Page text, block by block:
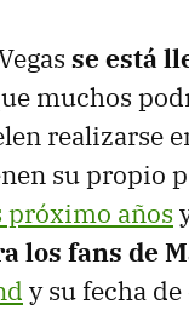
se está
muchos
realizarse
su propio
próximo años
los fans de
y su fecha